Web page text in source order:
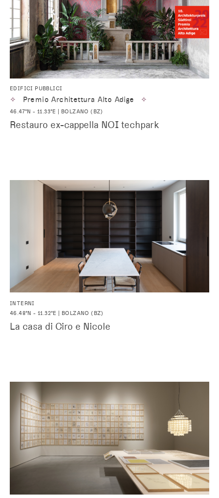
EDIFICI PUBBLICI
✧ Premio Architettura Alto Adige ✧
46.47°N - 11.33°E | BOLZANO (BZ)
Restauro ex-cappella NOI techpark
INTERNI
46.48°N - 11.32°E | BOLZANO (BZ)
La casa di Ciro e Nicole